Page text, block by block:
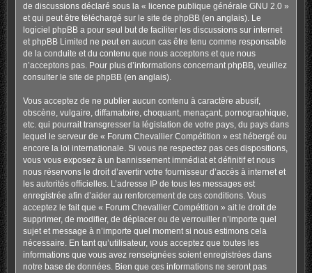
de discussions déclaré sous la « licence publique générale GNU 2.0»
et qui peut être téléchargé sur le site de phpBB(en anglais). Le
logiciel phpBB a pour seul but de faciliter les discussions sur internet
et phpBB Limited ne peut en aucun cas être tenu comme responsable
de la conduite et du contenu que nous acceptons et que nous
n’acceptons pas. Pour plus d’informations concernant phpBB, veuillez
consulter le site de phpBB(en anglais).
Vous acceptez de ne publier aucun contenu à caractère abusif,
obscène, vulgaire, diffamatoire, choquant, menaçant, pornographique,
etc. qui pourrait transgresser la législation de votre pays, du pays dans
lequel le serveur de « Forum Chevallier Compétition » est hébergé ou
encore la loi internationale. Si vous ne respectez pas ces dispositions,
vous vous exposez à un bannissement immédiat et définitif et nous
nous réservons le droit d’avertir votre fournisseur d’accès à internet et
les autorités officielles. L’adresse IP de tous les messages est
enregistrée afin d’aider au renforcement de ces conditions. Vous
acceptez le fait que « Forum Chevallier Compétition » ait le droit de
supprimer, de modifier, de déplacer ou de verrouiller n’importe quel
sujet et message à n’importe quel moment si nous estimons cela
nécessaire. En tant qu’utilisateur, vous acceptez que toutes les
informations que vous avez renseignées soient enregistrées dans
notre base de données. Bien que ces informations ne seront pas